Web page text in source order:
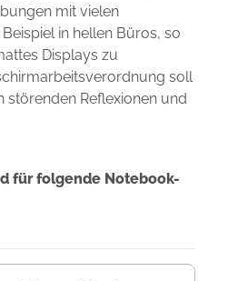
mit vielen
in hellen Büros, so
Displays zu
soll
störenden Reflexionen und
für folgende Notebook-